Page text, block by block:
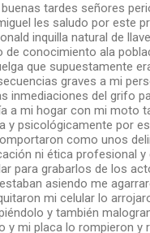
tardes señores
les saludo por este
inquilla natural de
de conocimiento ala
que supuestamente
graves a mi
inmediaciones del grifo
a mi hogar con mi moto
y psicológicamente por
como unos
ni ética profesional y
para grabarlos de los
asiendo me
mi celular lo
y también
y mi placa lo rompieron y